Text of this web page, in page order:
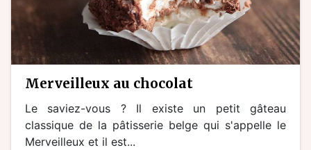
merveilleux au chocolat
Le saviez-vous ? Il existe un petit gâteau
classique de la pâtisserie belge qui s'appelle le
Merveilleux et il est...